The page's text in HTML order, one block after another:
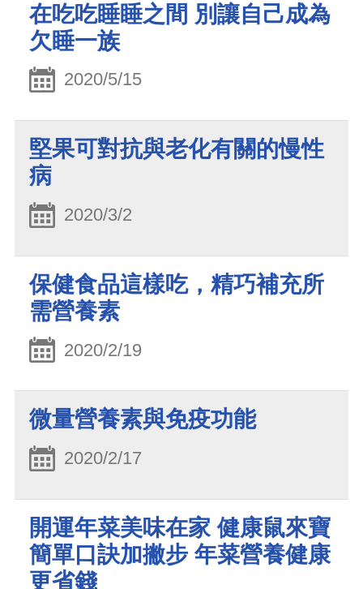
在吃吃睡睡之間 別讓自己成為
欠睡一族
2020/5/15
堅果可對抗與老化有關的慢性
病
2020/3/2
保健食品這樣吃，精巧補充所
需營養素
2020/2/19
微量營養素與免疫功能
2020/2/17
開運年菜美味在家 健康鼠來寶
簡單口訣加撇步 年菜營養健康
更省錢